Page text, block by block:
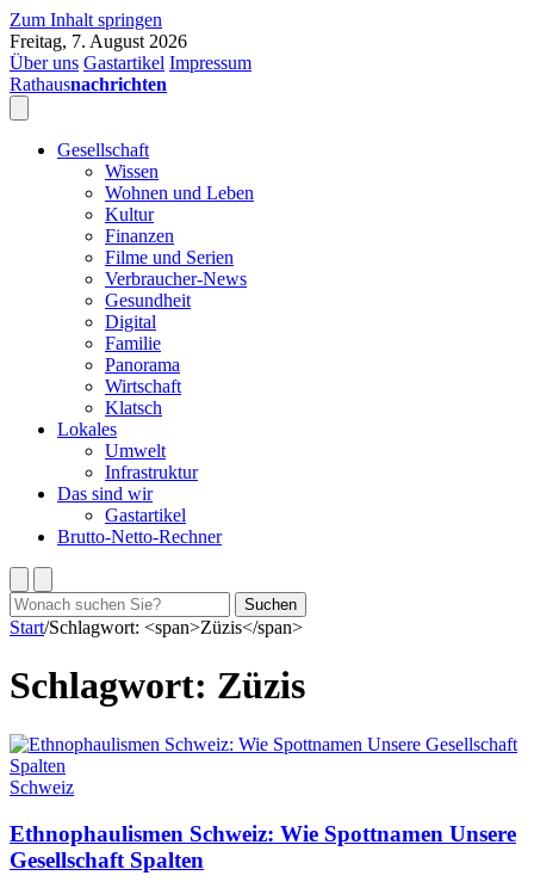
Zum Inhalt springen
Freitag, 7. August 2026
Über uns Gastartikel Impressum
Rathausnachrichten
Gesellschaft
Wissen
Wohnen und Leben
Kultur
Finanzen
Filme und Serien
Verbraucher-News
Gesundheit
Digital
Familie
Panorama
Wirtschaft
Klatsch
Lokales
Umwelt
Infrastruktur
Das sind wir
Gastartikel
Brutto-Netto-Rechner
Suchen
nach:
Suchen
Start/Schlagwort: <span>Züzis</span>
Schlagwort: Züzis
Schweiz
Ethnophaulismen Schweiz: Wie Spottnamen Unsere
Gesellschaft Spalten